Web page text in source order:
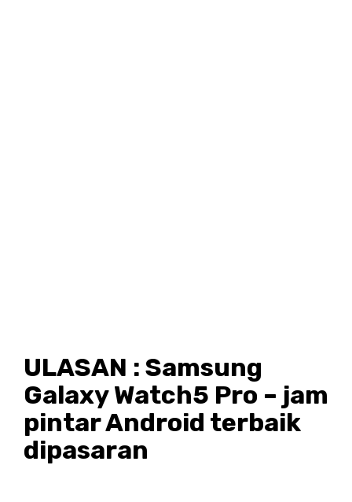
ULASAN : Samsung
Galaxy Watch5 Pro – jam
pintar Android terbaik
dipasaran